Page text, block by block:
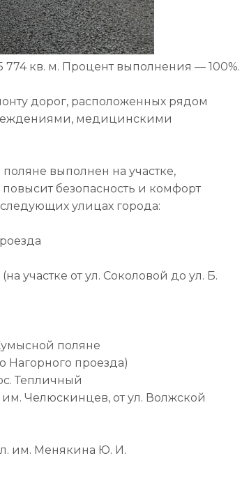
кв. м. Процент выполнения — 100%.
дорог, расположенных рядом
медицинскими
выполнен на участке,
безопасность и комфорт
улицах города:
участке от ул. Соколовой до ул. Б.
поляне
Нагорного проезда)
Тепличный
Челюскинцев, от ул. Волжской
им. Менякина Ю. И.